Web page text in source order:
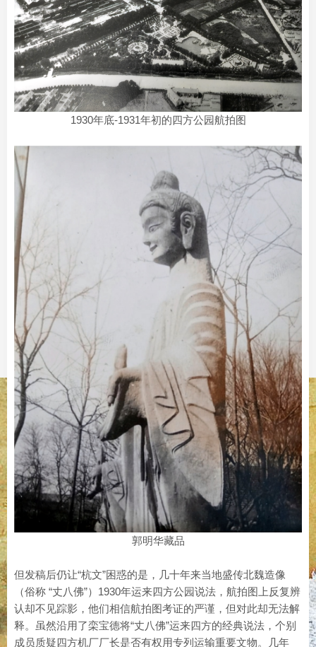
1930年底-1931年初的四方公园航拍图
郭明华藏品
但发稿后仍让“杭文”困惑的是，几十年来当地盛传北魏造像
（俗称 “丈八佛”）1930年运来四方公园说法，航拍图上反复辨
认却不见踪影，他们相信航拍图考证的严谨，但对此却无法解
释。虽然沿用了栾宝德将“丈八佛”运来四方的经典说法，个别
成员质疑四方机厂厂长是否有权用专列运输重要文物。几年